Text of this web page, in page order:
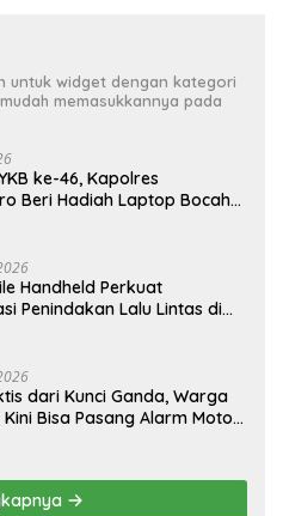
untuk widget dengan kategori
memasukkannya pada
ke-46, Kapolres
Beri Hadiah Laptop Bocah
Handheld Perkuat
Penindakan Lalu Lintas di
dari Kunci Ganda, Warga
Bisa Pasang Alarm Motor